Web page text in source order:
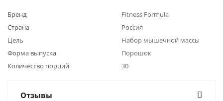
Бренд
Fitness Formula
Страна
Россия
Цель
Набор мышечной массы
Форма выпуска
Порошок
Количество порций
30
Отзывы